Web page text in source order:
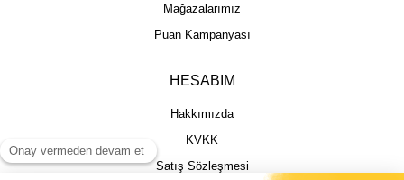
Mağazalarımız
Puan Kampanyası
HESABIM
Hakkımızda
KVKK
Satış Sözleşmesi